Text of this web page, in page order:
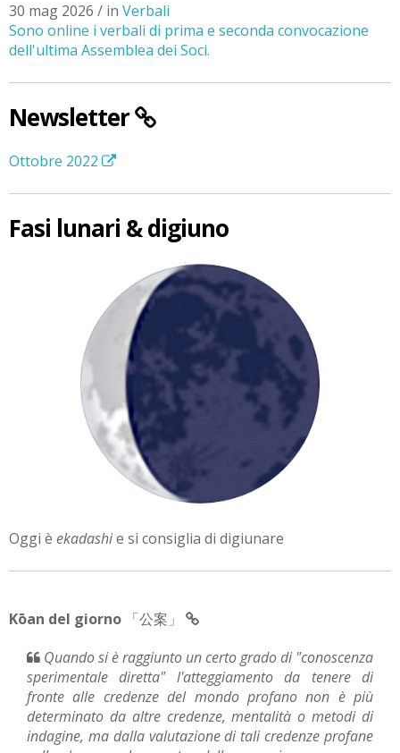
30 mag 2026 / in Verbali
Sono online i verbali di prima e seconda convocazione
dell'ultima Assemblea dei Soci.
Newsletter
Ottobre 2022
Fasi lunari & digiuno
Oggi è ekadashie si consiglia di digiunare
Kōan del giorno 「公案」
Quando si è raggiunto un certo grado di "conoscenza
sperimentale diretta" l'atteggiamento da tenere di
fronte alle credenze del mondo profano non è più
determinato da altre credenze, mentalità o metodi di
indagine, ma dalla valutazione di tali credenze profane